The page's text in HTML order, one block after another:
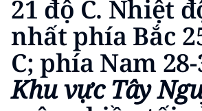
21 độ C. Nhiệt
nhất phía Bắc
C; phía Nam 28-
Khu vực Tây